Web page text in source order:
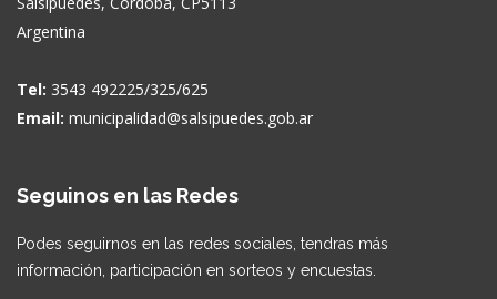
Argentina
Tel: 3543 492225/325/625
Email: municipalidad@salsipuedes.gob.ar
Seguinos en las Redes
Podes seguirnos en las redes sociales, tendras más
información, participación en sorteos y encuestas.